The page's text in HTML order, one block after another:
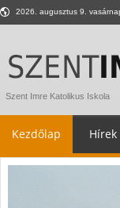
2026. augusztus 9.
Szent Imre Katolikus Iskola
Kezdőlap Hírek